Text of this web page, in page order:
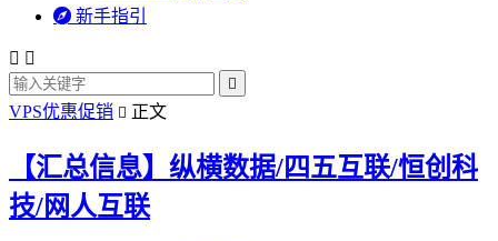
 新手指引
 

VPS优惠促销  正文
【汇总信息】纵横数据/四五互联/恒创科
技/网人互联